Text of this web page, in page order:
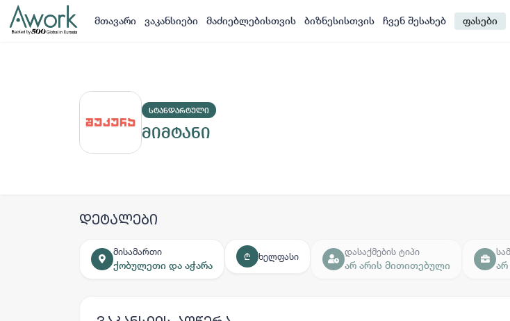
მთავარი ვაკანსიები მაძიებლებისთვის ბიზნესისთვის ჩვენ შესახებ ფასები
ᲡᲢᲐᲜᲓᲐᲠᲢᲣᲚᲘ
მიმტანი
დეტალები
მისამართი
ქობულეთი და აჭარა
₾ ხელფასი
დასაქმების ტიპი
არ არის მითითებული